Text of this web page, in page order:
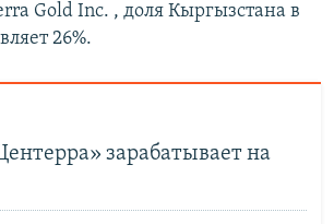
Gold Inc. , доля Кыргызстана в
26%.
зарабатывает на